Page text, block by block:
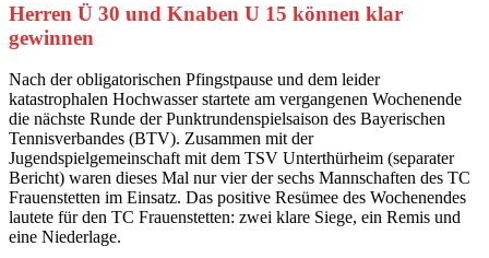
Herren Ü 30 und Knaben U 15 können klar
gewinnen
Nach der obligatorischen Pfingstpause und dem leider
katastrophalen Hochwasser startete am vergangenen Wochenende
die nächste Runde der Punktrundenspielsaison des Bayerischen
Tennisverbandes (BTV). Zusammen mit der
Jugendspielgemeinschaft mit dem TSV Unterthürheim (separater
Bericht) waren dieses Mal nur vier der sechs Mannschaften des TC
Frauenstetten im Einsatz. Das positive Resümee des Wochenendes
lautete für den TC Frauenstetten: zwei klare Siege, ein Remis und
eine Niederlage.